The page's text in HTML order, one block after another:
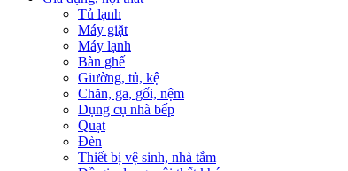
Tủ lạnh
Máy giặt
Máy lạnh
Bàn ghế
Giường, tủ, kệ
Chăn, ga, gối, nệm
Dụng cụ nhà bếp
Quạt
Đèn
Thiết bị vệ sinh, nhà tắm